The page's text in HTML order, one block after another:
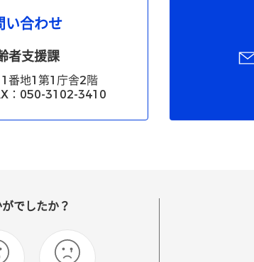
い合わせ
者支援課
番地1第1庁舎2階
：050-3102-3410
でしたか？